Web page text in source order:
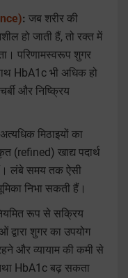
: जब शरीर की
हो जाती हैं, तो रक्त में
परिणामस्वरूप शुगर
HbA1c भी अधिक हो
और निष्क्रिय
मिठाइयों का
(refined) खाद्य पदार्थ
लंबे समय तक ऐसी
निभा सकती हैं।
रूप से सक्रिय
शुगर का उपयोग
और व्यायाम की कमी से
HbA1c बढ़ सकता